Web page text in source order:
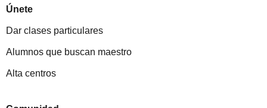
Únete
Dar clases particulares
Alumnos que buscan maestro
Alta centros